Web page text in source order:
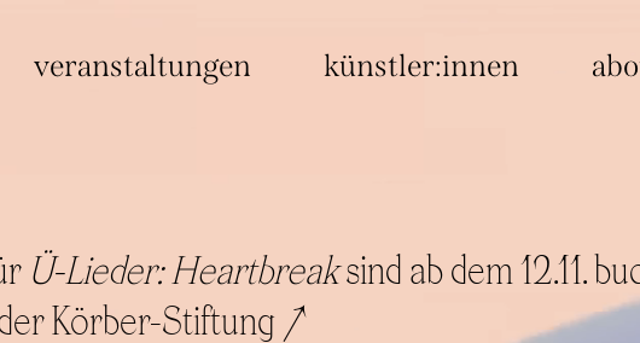
veranstaltungen künstler:innen
Ü-Lieder: Heartbreaksind ab dem 12.11.
Körber-Stiftung ↗